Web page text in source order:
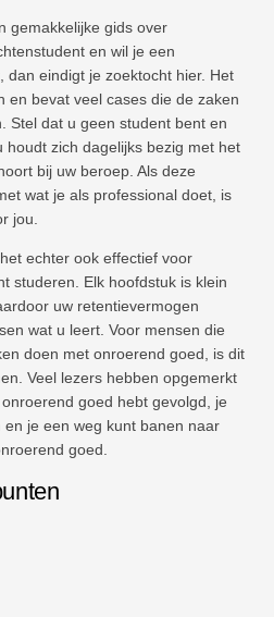
gemakkelijke gids over
en wil je een
dan eindigt je zoektocht hier. Het
en bevat veel cases die de zaken
Stel dat u geen student bent en
zich dagelijks bezig met het
bij uw beroep. Als deze
wat je als professional doet, is
jou.
echter ook effectief voor
studeren. Elk hoofdstuk is klein
uw retentievermogen
wat u leert. Voor mensen die
doen met onroerend goed, is dit
Veel lezers hebben opgemerkt
goed hebt gevolgd, je
je een weg kunt banen naar
goed.